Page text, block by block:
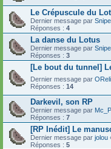
Le Crépuscule du
Dernier message par
Réponses : 4
La danse du Lotus
Dernier message par
Réponses : 3
[Le bout du tunnel]
Dernier message par
Réponses : 14
Darkevil, son RP
Dernier message par
Réponses : 7
[RP Inédit] Le
Dernier message par jolou
Réponses : 5